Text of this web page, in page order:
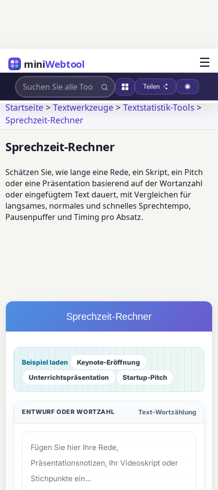
miniWebtool ☰
Teilen
Startseite>Textwerkzeuge>Textstatistik-Tools>
Sprechzeit-Rechner
Sprechzeit-Rechner
Schätzen Sie, wie lange eine Rede, ein Skript, ein Pitch
oder eine Präsentation basierend auf der Wortanzahl
oder eingefügtem Text dauert, mit Vergleichen für
langsames, normales und schnelles Sprechtempo,
Pausenpuffer und Timing pro Absatz.
Sprechzeit-Rechner
Beispiel laden
Keynote-Eröffnung
Unterrichtspräsentation
Startup-Pitch
ENTWURF ODER WORTZAHL Text-Wortzählung